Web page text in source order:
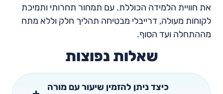
את חוויית הלמידה הכוללת. עם תמחור תחרותי ותמיכת
לקוחות מעולה, דרייבלי מבטיחה תהליך חלק וללא מתח
מההתחלה ועד הסוף.
שאלות נפוצות
כיצד ניתן להזמין שיעור עם מורה